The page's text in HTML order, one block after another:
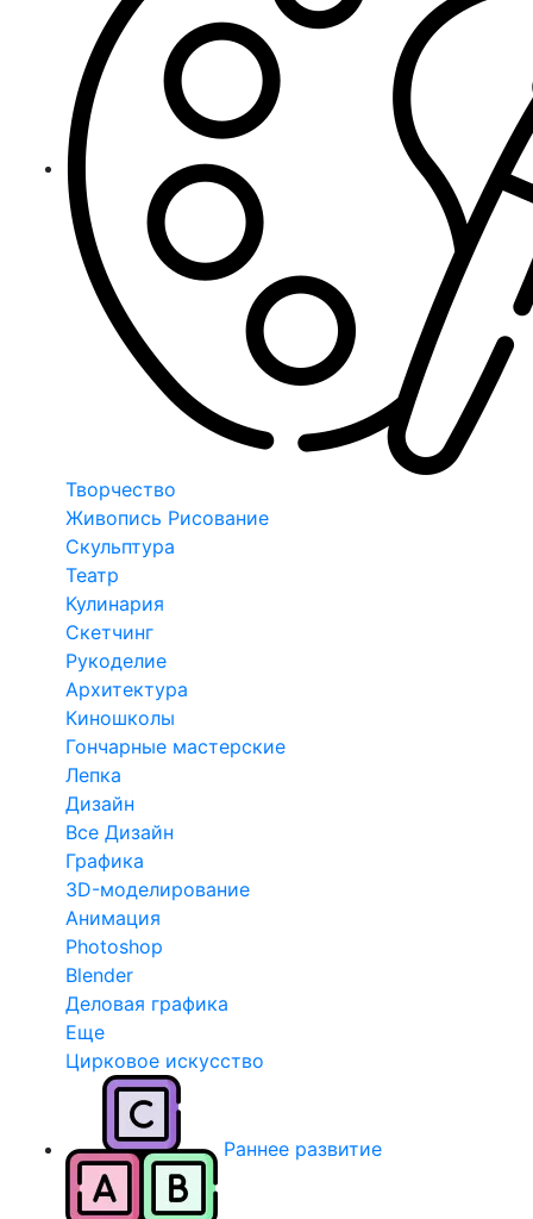
Творчество
Живопись Рисование
Скульптура
Театр
Кулинария
Скетчинг
Рукоделие
Архитектура
Киношколы
Гончарные мастерские
Лепка
Дизайн
Все Дизайн
Графика
3D-моделирование
Анимация
Photoshop
Blender
Деловая графика
Еще
Цирковое искусство
Раннее развитие